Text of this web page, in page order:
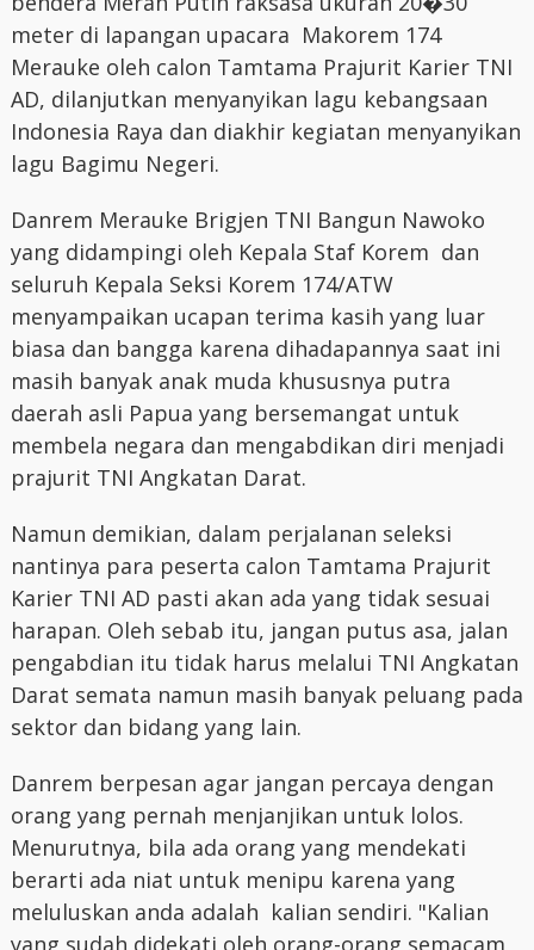
meter di lapangan upacara Makorem 174
Merauke oleh calon Tamtama Prajurit Karier TNI
AD, dilanjutkan menyanyikan lagu kebangsaan
Indonesia Raya dan diakhir kegiatan menyanyikan
lagu Bagimu Negeri.
Danrem Merauke Brigjen TNI Bangun Nawoko
yang didampingi oleh Kepala Staf Korem dan
seluruh Kepala Seksi Korem 174/ATW
menyampaikan ucapan terima kasih yang luar
biasa dan bangga karena dihadapannya saat ini
masih banyak anak muda khususnya putra
daerah asli Papua yang bersemangat untuk
membela negara dan mengabdikan diri menjadi
prajurit TNI Angkatan Darat.
Namun demikian, dalam perjalanan seleksi
nantinya para peserta calon Tamtama Prajurit
Karier TNI AD pasti akan ada yang tidak sesuai
harapan. Oleh sebab itu, jangan putus asa, jalan
pengabdian itu tidak harus melalui TNI Angkatan
Darat semata namun masih banyak peluang pada
sektor dan bidang yang lain.
Danrem berpesan agar jangan percaya dengan
orang yang pernah menjanjikan untuk lolos.
Menurutnya, bila ada orang yang mendekati
berarti ada niat untuk menipu karena yang
meluluskan anda adalah kalian sendiri. "Kalian
yang sudah didekati oleh orang-orang semacam